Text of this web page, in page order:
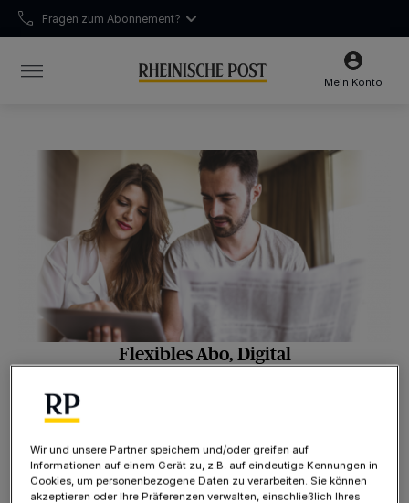
Chatten Sie mit uns
Unsere Öffnungszeiten:
Mo-Fr 6:30–16:00 Uhr | Sa 6:30–12:00 Uhr
Fragen zum Abonnement?
Mein Konto
Flexibles Abo, Digital
Digitale Zeitung (ePaper) bereits am Vorabend
Zugriff auf alle digitalen Lokalausgaben
Werbefreier Zugriff auf unser Nachrichtenportal
(RP+)
Wir und unsere Partner speichern und/oder greifen auf
Informationen auf einem Gerät zu, z.B. auf eindeutige Kennungen in
Cookies, um personenbezogene Daten zu verarbeiten. Sie können
akzeptieren oder Ihre Präferenzen verwalten, einschließlich Ihres